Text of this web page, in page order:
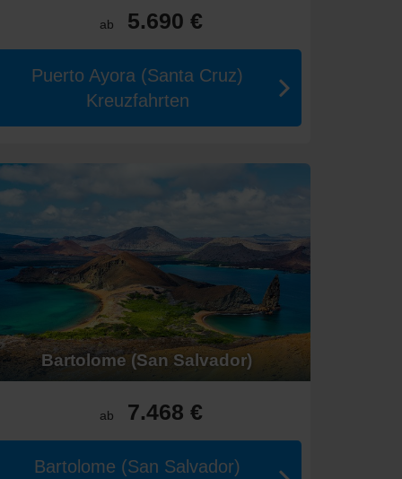
Besuchen Sie die Charles
Schnorcheln und Tauchen sind hier
Empfehlenswert ist ein Besuch der Highlands,
Sandstrände.
zu entdecken. Es ist ein großartiger Ort zum
oder nach Ihrem Besuch in Ecuador:
Tour durch die Altstadt ist sehr empfehlenswert.
Stadtmauern. Genießen Sie den Blick vom Srđ-
das Kolosseum und die Vatikanstadt zu besuchen.
ab 5.690 €
Puerto Ayora (Santa Cruz)
Kreuzfahrten
Bartolome (San Salvador)
ab 7.468 €
Bartolome (San Salvador)